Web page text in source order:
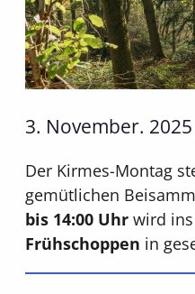
3. November. 2025
Der Kirmes-Montag
gemütlichen
bis 14:00 Uhr wird
Frühschoppen in